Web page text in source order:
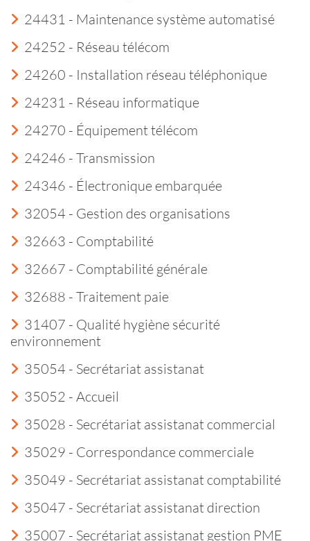
24431 - Maintenance système automatisé
24252 - Réseau télécom
24260 - Installation réseau téléphonique
24231 - Réseau informatique
24270 - Équipement télécom
24246 - Transmission
24346 - Électronique embarquée
32054 - Gestion des organisations
32663 - Comptabilité
32667 - Comptabilité générale
32688 - Traitement paie
31407 - Qualité hygiène sécurité
environnement
35054 - Secrétariat assistanat
35052 - Accueil
35028 - Secrétariat assistanat commercial
35029 - Correspondance commerciale
35049 - Secrétariat assistanat comptabilité
35047 - Secrétariat assistanat direction
35007 - Secrétariat assistanat gestion PME